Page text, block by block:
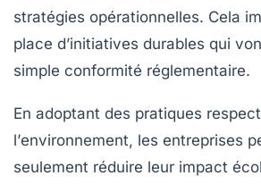
stratégies opérationnelles. Cela
place d’initiatives durables qui
simple conformité réglementaire.
En adoptant des pratiques
l’environnement, les entreprises
seulement réduire leur impact